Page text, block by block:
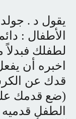
يقول د .
الأطفال :
لطفلك فبدلاً
اخبره أن
قدك عن
(ضع قدمك
الطفل